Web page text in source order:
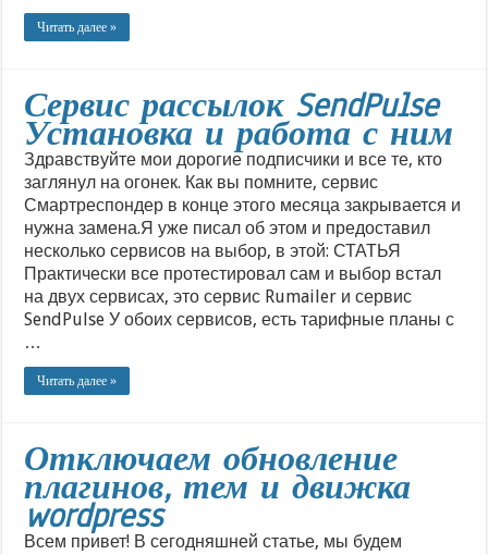
Читать далее »
Сервис рассылок SendPulse
Установка и работа с ним
Здравствуйте мои дорогие подписчики и все те, кто
заглянул на огонек. Как вы помните, сервис
Смартреспондер в конце этого месяца закрывается и
нужна замена.Я уже писал об этом и предоставил
несколько сервисов на выбор, в этой: СТАТЬЯ
Практически все протестировал сам и выбор встал
на двух сервисах, это сервис Rumailer и сервис
SendPulse У обоих сервисов, есть тарифные планы с
…
Читать далее »
Отключаем обновление
плагинов, тем и движка
wordpress
Всем привет! В сегодняшней статье, мы будем